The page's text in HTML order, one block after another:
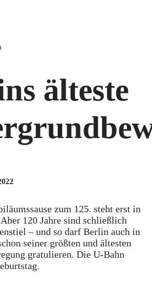
älteste
zum 125. steht erst in
120 Jahre sind schließlich
– und so darf Berlin auch in
seiner größten und ältesten
gratulieren. Die U-Bahn